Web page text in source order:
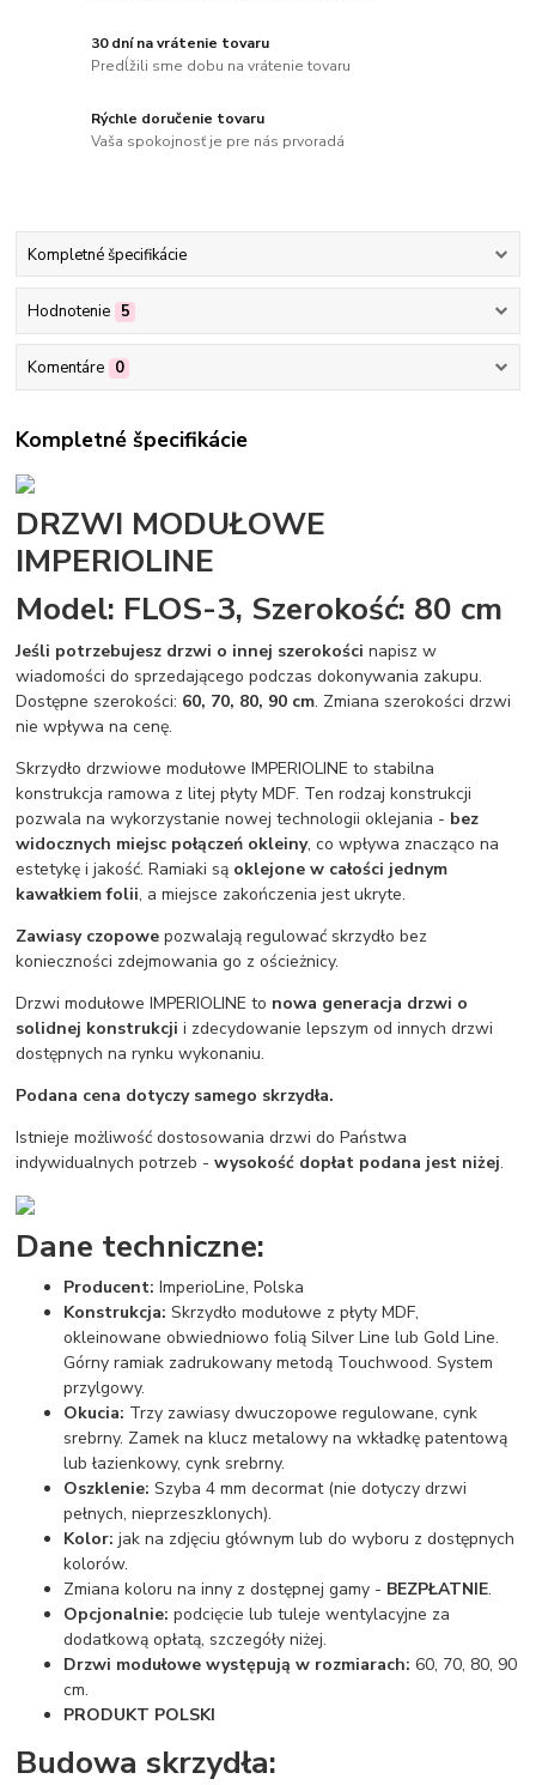
30 dní na vrátenie tovaru
Predĺžili sme dobu na vrátenie tovaru
Rýchle doručenie tovaru
Vaša spokojnosť je pre nás prvoradá
Kompletné špecifikácie
Hodnotenie 5
Komentáre 0
Kompletné špecifikácie
DRZWI MODUŁOWE
IMPERIOLINE
Model: FLOS-3, Szerokość: 80 cm
Jeśli potrzebujesz drzwi o innej szerokości napisz w
wiadomości do sprzedającego podczas dokonywania zakupu.
Dostępne szerokości: 60, 70, 80, 90 cm. Zmiana szerokości drzwi
nie wpływa na cenę.
Skrzydło drzwiowe modułowe IMPERIOLINE to stabilna
konstrukcja ramowa z litej płyty MDF. Ten rodzaj konstrukcji
pozwala na wykorzystanie nowej technologii oklejania - bez
widocznych miejsc połączeń okleiny, co wpływa znacząco na
estetykę i jakość. Ramiaki są oklejone w całości jednym
kawałkiem folii, a miejsce zakończenia jest ukryte.
Zawiasy czopowe pozwalają regulować skrzydło bez
konieczności zdejmowania go z ościeżnicy.
Drzwi modułowe IMPERIOLINE to nowa generacja drzwi o
solidnej konstrukcji i zdecydowanie lepszym od innych drzwi
dostępnych na rynku wykonaniu.
Podana cena dotyczy samego skrzydła.
Istnieje możliwość dostosowania drzwi do Państwa
indywidualnych potrzeb -wysokość dopłat podana jest niżej.
Dane techniczne:
Producent:ImperioLine, Polska
Konstrukcja: Skrzydło modułowe z płyty MDF,
okleinowane obwiedniowo folią Silver Line lub Gold Line.
Górny ramiak zadrukowany metodą Touchwood. System
przylgowy.
Okucia: Trzy zawiasy dwuczopowe regulowane, cynk
srebrny. Zamek na klucz metalowy na wkładkę patentową
lub łazienkowy, cynk srebrny.
Oszklenie: Szyba 4 mm decormat (nie dotyczy drzwi
pełnych, nieprzeszklonych).
Kolor: jak na zdjęciu głównym lub do wyboru z dostępnych
kolorów.
Zmiana koloru na inny z dostępnej gamy - BEZPŁATNIE.
Opcjonalnie: podcięcie lub tuleje wentylacyjne za
dodatkową opłatą, szczegóły niżej.
Drzwi modułowe występują w rozmiarach: 60, 70, 80, 90
cm.
PRODUKT POLSKI
Budowa skrzydła: